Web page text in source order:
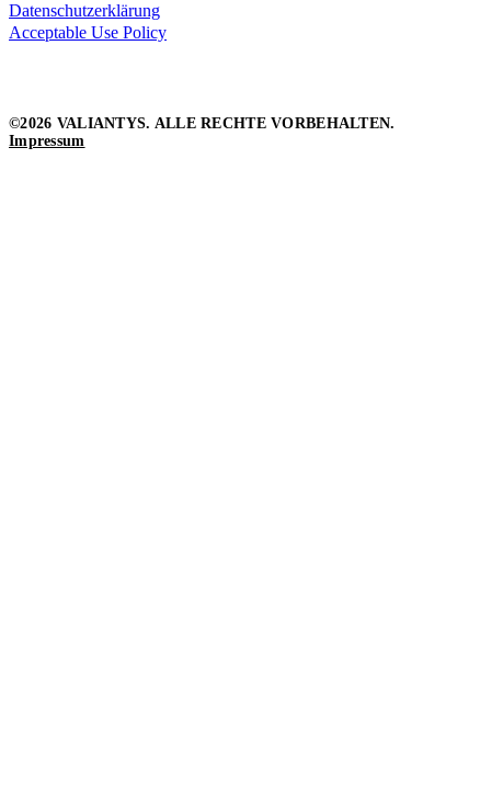
Datenschutzerklärung
Acceptable Use Policy
©2026 VALIANTYS. ALLE RECHTE VORBEHALTEN.
Impressum